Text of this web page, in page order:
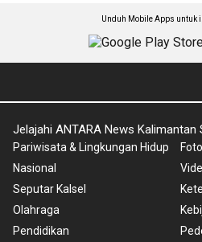
Unduh Mobile Apps untuk
Jelajahi ANTARA News Kalimantan
Pariwisata & Lingkungan Hidup
Nasional
Seputar Kalsel
Olahraga
Pendidikan
Foto